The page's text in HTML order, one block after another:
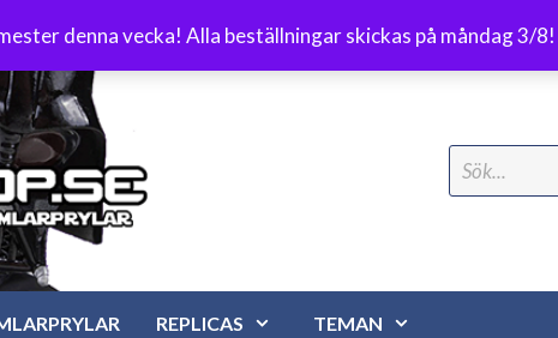
denna vecka! Alla beställningar skickas på måndag 3/8!
Frakt 89 kr
Search
for:
REPLICAS TEMAN